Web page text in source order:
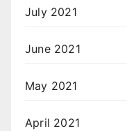
July 2021
June 2021
May 2021
April 2021